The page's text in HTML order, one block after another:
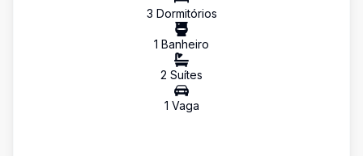
3 Dormitórios
1 Banheiro
2 Suítes
1 Vaga